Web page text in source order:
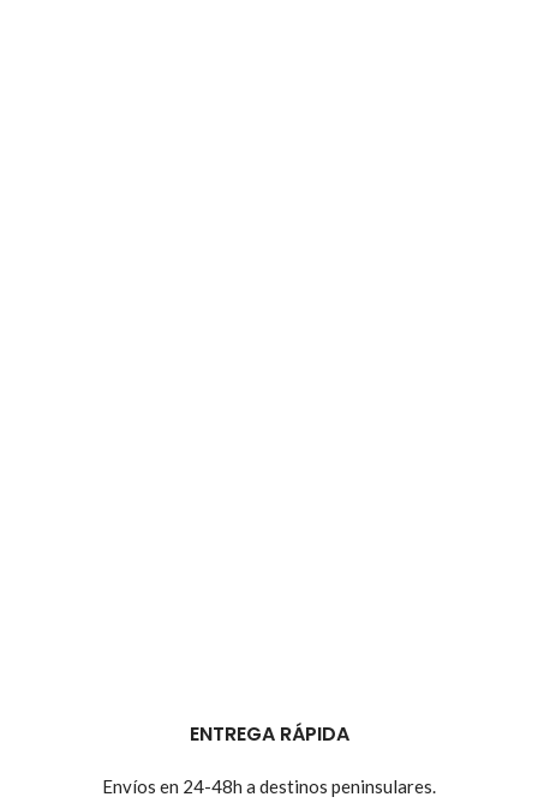
ENTREGA RÁPIDA
Envíos en 24-48h a destinos peninsulares.